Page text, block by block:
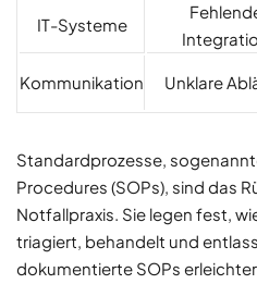
IT-Systeme
Kommunikation Unklare
Standardprozesse,
Procedures (SOPs), sind das
Notfallpraxis. Sie legen fest,
triagiert, behandelt und
dokumentierte SOPs